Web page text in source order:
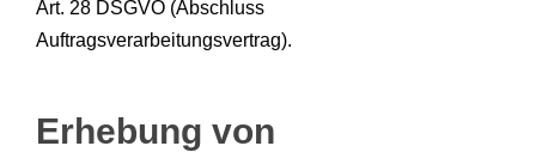
Art. 28 DSGVO (Abschluss
Auftragsverarbeitungsvertrag).
Erhebung von